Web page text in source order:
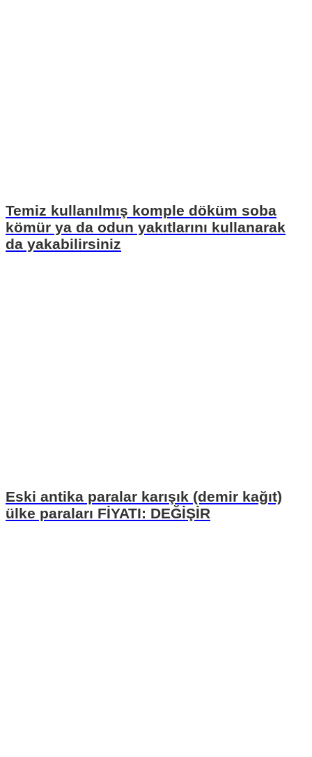
Temiz kullanılmış komple döküm soba
kömür ya da odun yakıtlarını kullanarak
da yakabilirsiniz
Eski antika paralar karışık (demir kağıt)
ülke paraları FİYATI: DEĞİŞİR